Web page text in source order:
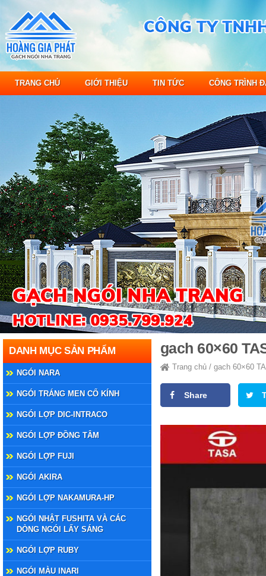
TRANG CHỦ GIỚI THIỆU TIN TỨC CÔNG TRÌNH
DANH MỤC SẢN PHẨM
NGÓI NARA
NGÓI TRÁNG MEN CỔ KÍNH
NGÓI LỢP DIC-INTRACO
NGÓI LỢP ĐỒNG TÂM
NGÓI LỢP FUJI
NGÓI AKIRA
NGÓI LỢP NAKAMURA-HP
NGÓI NHẬT FUSHITA VÀ CÁC
DÒNG NGÓI LẤY SÁNG
NGÓI LỢP RUBY
NGÓI MÀU INARI
gach 60×60
Trang chủ / gach 60×60
Share